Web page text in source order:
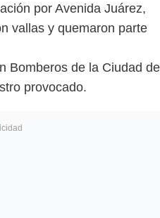
por Avenida Juárez,
vallas y quemaron parte
Bomberos de la Ciudad de
provocado.